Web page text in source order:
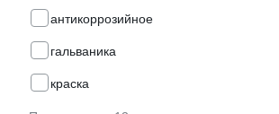
антикоррозийное
гальваника
краска